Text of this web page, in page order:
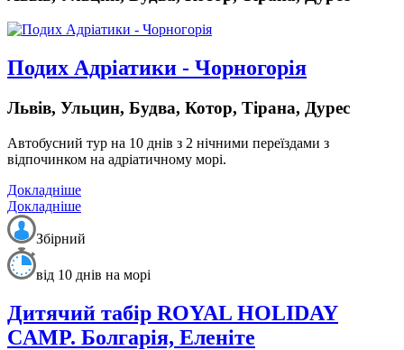
Подих Адріатики - Чорногорія
Львів, Ульцин, Будва, Котор, Тірана, Дурес
Автобусний тур на 10 днів з 2 нічними переїздами з
відпочинком на адріатичному морі.
Докладніше
Докладніше
Збірний
від 10 днів на морі
Дитячий табiр ROYAL HOLIDAY
CAMP. Болгарія, Еленіте